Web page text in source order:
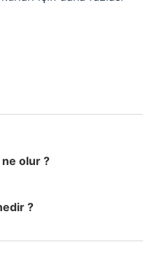
ne olur ?
?